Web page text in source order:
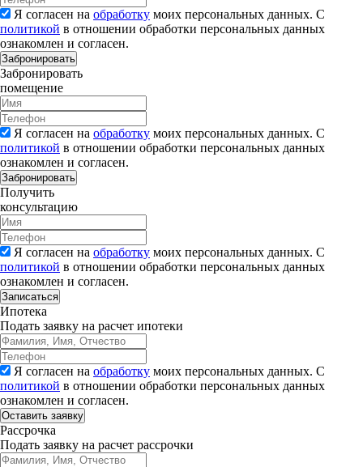
Я согласен на обработку моих персональных данных. С
политикой в отношении обработки персональных данных
ознакомлен и согласен.
Забронировать
Забронировать
помещение
Я согласен на обработку моих персональных данных. С
политикой в отношении обработки персональных данных
ознакомлен и согласен.
Забронировать
Получить
консультацию
Я согласен на обработку моих персональных данных. С
политикой в отношении обработки персональных данных
ознакомлен и согласен.
Записаться
Ипотека
Подать заявку на расчет ипотеки
Я согласен на обработку моих персональных данных. С
политикой в отношении обработки персональных данных
ознакомлен и согласен.
Рассрочка
Подать заявку на расчет рассрочки